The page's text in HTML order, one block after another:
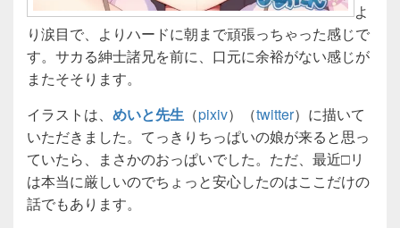
よ
り涙目で、よりハードに朝まで頑張っちゃった感じで
す。サカる紳士諸兄を前に、口元に余裕がない感じが
またそそります。
イラストは、 めいと先生 （pixiv）（twitter）に描いて
いただきました。てっきりちっぱいの娘が来ると思っ
ていたら、まさかのおっぱいでした。ただ、最近□リ
は本当に厳しいのでちょっと安心したのはここだけの
話でもあります。